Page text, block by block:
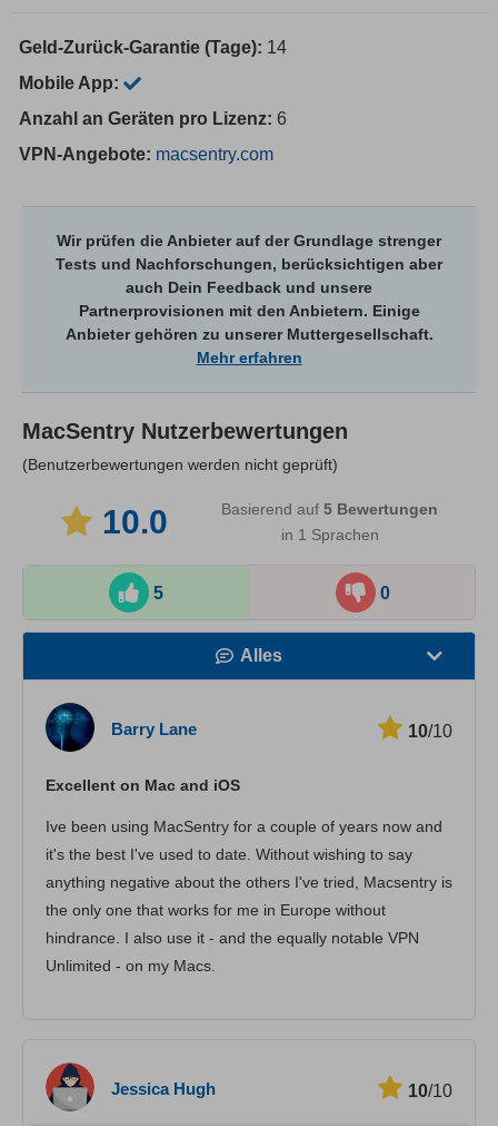
Geld-Zurück-Garantie (Tage): 14
Mobile App:
Anzahl an Geräten pro Lizenz: 6
VPN-Angebote: macsentry.com
Wir prüfen die Anbieter auf der Grundlage strenger
Tests und Nachforschungen, berücksichtigen aber
auch Dein Feedback und unsere
Partnerprovisionen mit den Anbietern. Einige
Anbieter gehören zu unserer Muttergesellschaft.
Mehr erfahren
MacSentry Nutzerbewertungen
(Benutzerbewertungen werden nicht geprüft)
10.0 Basierend auf5 Bewertungen
in 1 Sprachen
5 0
Alles
Kundenservice
Barry Lane 10/10
Excellent on Mac and iOS
Ive been using MacSentry for a couple of years now and
it's the best I've used to date. Without wishing to say
anything negative about the others I've tried, Macsentry is
the only one that works for me in Europe without
hindrance. I also use it - and the equally notable VPN
Unlimited - on my Macs.
Jessica Hugh 10/10